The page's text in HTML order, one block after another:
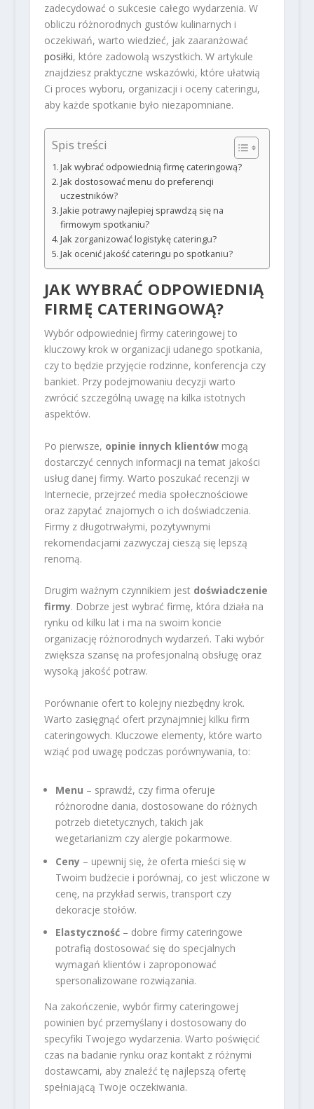
zadecydować o sukcesie całego wydarzenia. W
obliczu różnorodnych gustów kulinarnych i
oczekiwań, warto wiedzieć, jak zaaranżować
posiłki, które zadowolą wszystkich. W artykule
znajdziesz praktyczne wskazówki, które ułatwią
Ci proces wyboru, organizacji i oceny cateringu,
aby każde spotkanie było niezapomniane.
Spis treści
Jak wybrać odpowiednią firmę cateringową?
Jak dostosować menu do preferencji
uczestników?
Jakie potrawy najlepiej sprawdzą się na
firmowym spotkaniu?
Jak zorganizować logistykę cateringu?
Jak ocenić jakość cateringu po spotkaniu?
JAK WYBRAĆ ODPOWIEDNIĄ
FIRMĘ CATERINGOWĄ?
Wybór odpowiedniej firmy cateringowej to
kluczowy krok w organizacji udanego spotkania,
czy to będzie przyjęcie rodzinne, konferencja czy
bankiet. Przy podejmowaniu decyzji warto
zwrócić szczególną uwagę na kilka istotnych
aspektów.
Po pierwsze, opinie innych klientówmogą
dostarczyć cennych informacji na temat jakości
usług danej firmy. Warto poszukać recenzji w
Internecie, przejrzeć media społecznościowe
oraz zapytać znajomych o ich doświadczenia.
Firmy z długotrwałymi, pozytywnymi
rekomendacjami zazwyczaj cieszą się lepszą
renomą.
Drugim ważnym czynnikiem jest doświadczenie
firmy. Dobrze jest wybrać firmę, która działa na
rynku od kilku lat i ma na swoim koncie
organizację różnorodnych wydarzeń. Taki wybór
zwiększa szansę na profesjonalną obsługę oraz
wysoką jakość potraw.
Porównanie ofert to kolejny niezbędny krok.
Warto zasięgnąć ofert przynajmniej kilku firm
cateringowych. Kluczowe elementy, które warto
wziąć pod uwagę podczas porównywania, to:
Menu – sprawdź, czy firma oferuje
różnorodne dania, dostosowane do różnych
potrzeb dietetycznych, takich jak
wegetarianizm czy alergie pokarmowe.
Ceny– upewnij się, że oferta mieści się w
Twoim budżecie i porównaj, co jest wliczone w
cenę, na przykład serwis, transport czy
dekoracje stołów.
Elastyczność– dobre firmy cateringowe
potrafią dostosować się do specjalnych
wymagań klientów i zaproponować
spersonalizowane rozwiązania.
Na zakończenie, wybór firmy cateringowej
powinien być przemyślany i dostosowany do
specyfiki Twojego wydarzenia. Warto poświęcić
czas na badanie rynku oraz kontakt z różnymi
dostawcami, aby znaleźć tę najlepszą ofertę
spełniającą Twoje oczekiwania.